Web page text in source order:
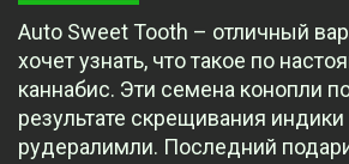
Auto Sweet Tooth – отличный
хочет узнать, что такое по
каннабис. Эти семена конопли
результате скрещивания
рудералимли. Последний